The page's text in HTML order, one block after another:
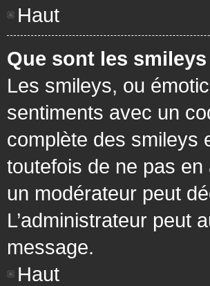
Haut
Que sont les smileys
Les smileys, ou
sentiments avec un
complète des smileys
toutefois de ne pas
un modérateur peut
L’administrateur peut
message.
Haut